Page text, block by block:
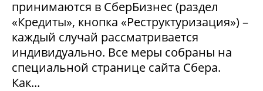
принимаются в СберБизнес (раздел
«Кредиты», кнопка «Реструктуризация») –
каждый случай рассматривается
индивидуально. Все меры собраны на
специальной странице сайта Сбера.
Как...